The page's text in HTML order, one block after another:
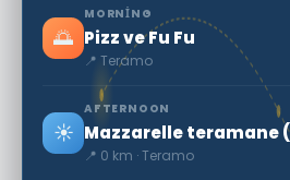
🌅
MORNING
Pizz ve Fu Fu
📍 Teramo
☀️
AFTERNOON
📍 0 km · Teramo